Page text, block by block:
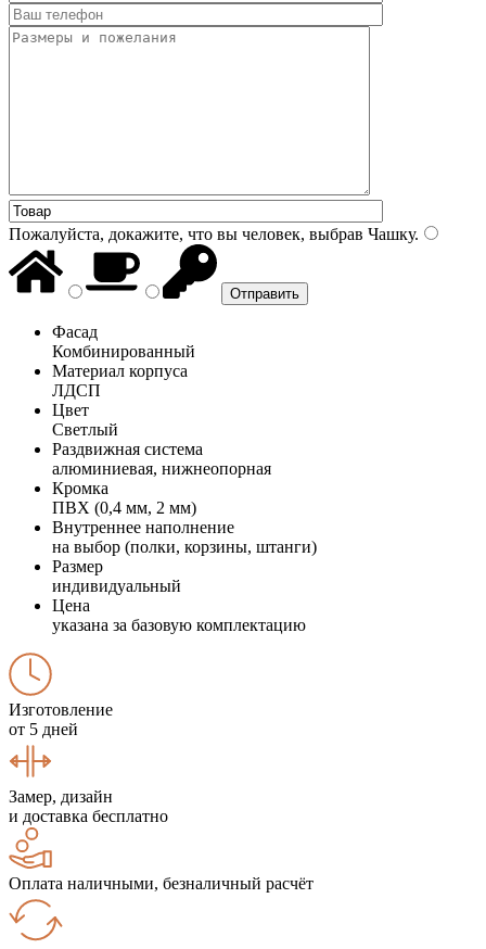
Пожалуйста, докажите, что вы человек, выбрав Чашку.
Фасад
Комбинированный
Материал корпуса
ЛДСП
Цвет
Светлый
Раздвижная система
алюминиевая, нижнеопорная
Кромка
ПВХ (0,4 мм, 2 мм)
Внутреннее наполнение
на выбор (полки, корзины, штанги)
Размер
индивидуальный
Цена
указана за базовую комплектацию
Изготовление
от 5 дней
Замер, дизайн
и доставка бесплатно
Оплата наличными, безналичный расчёт